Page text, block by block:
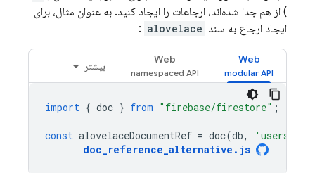
) از هم جدا شده‌اند، ارجاعات را ایجاد کنید. به عنوان مثال، برای
ایجاد ارجاع به سند alovelace
:
Web
Web
بیشتر
import { doc } from "firebase/firestore" ;
const alovelaceDocumentRef = doc(db,
'users/
doc_reference_alternative . js